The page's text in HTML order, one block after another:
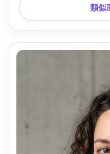
ザラザラした編集グレ
シャー
類似